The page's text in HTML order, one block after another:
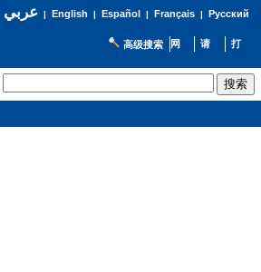
عربي| English | Español | Français| Русский
高级搜索